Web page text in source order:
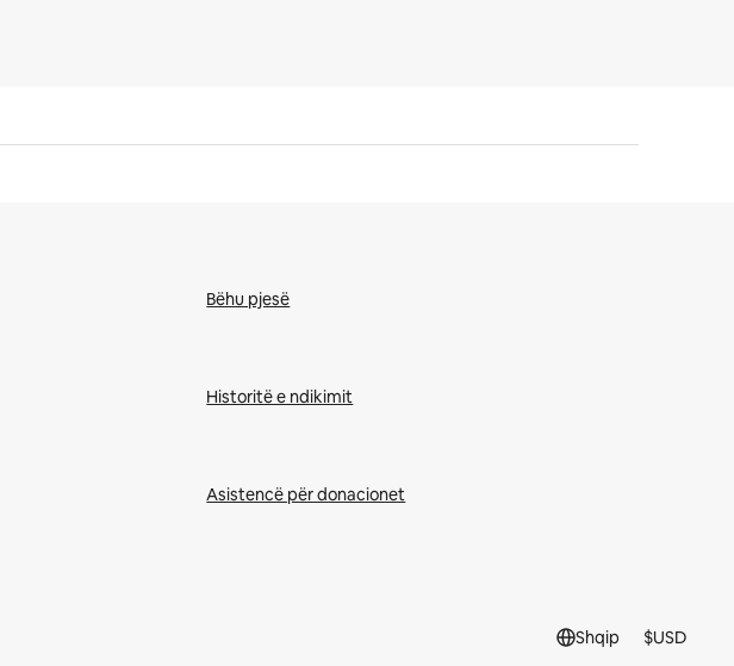
Bëhu pjesë
Historitë e ndikimit
Asistencë për donacionet
Shqip $USD